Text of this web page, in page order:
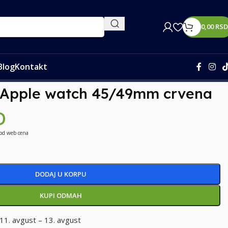
0,00RSD
Kontakt
watch 45/49mm crvena
web cena
DODAJ U KORPU
KUPI ODMAH
11. avgust – 13. avgust